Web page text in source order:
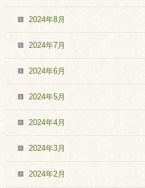
2024年8月
2024年7月
2024年6月
2024年5月
2024年4月
2024年3月
2024年2月